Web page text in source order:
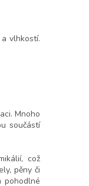
vlhkostí.
Mnoho
součástí
což
pěny či
pohodlné